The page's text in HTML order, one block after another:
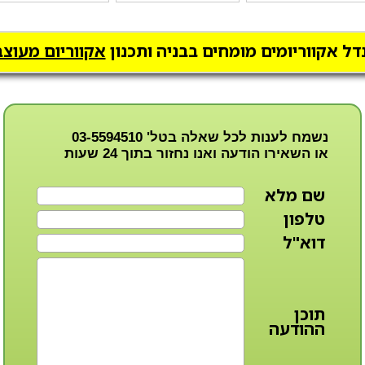
אקווריומים מומחים בבניה ותכנון אקווריום
נשמח לענות לכל שאלה בטל'03-5594510
או השאירו הודעה ואנו נחזור בתוך 24 שעות